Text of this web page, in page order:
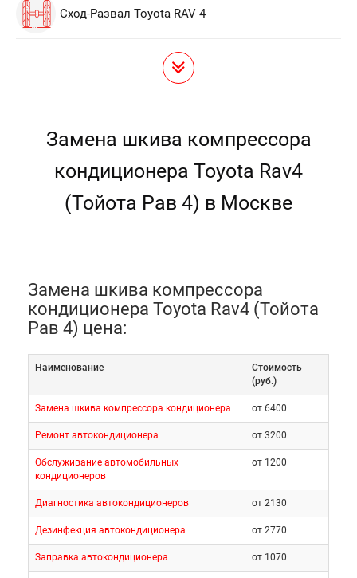
Сход-Развал Toyota RAV 4
Замена шкива компрессора
кондиционера Toyota Rav4
(Тойота Рав 4) в Москве
Замена шкива компрессора
кондиционера Toyota Rav4 (Тойота
Рав 4) цена:
Наименование
Cтоимость
(руб.)
Замена шкива компрессора кондиционера от 6400
Ремонт автокондиционера от 3200
Обслуживание автомобильных
кондиционеров
от 1200
Диагностика автокондиционеров от 2130
Дезинфекция автокондиционера от 2770
Заправка автокондиционера от 1070